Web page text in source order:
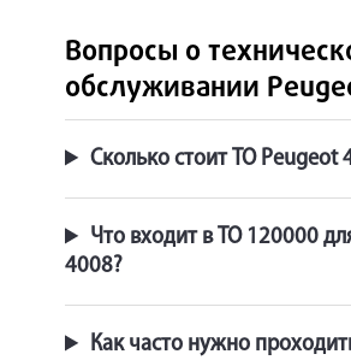
Вопросы о
обслуживании
Сколько стоит ТО Peugeot
Что входит в ТО 120000
4008?
Как часто нужно